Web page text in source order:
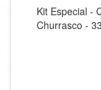
Kit Especial -
Churrasco -